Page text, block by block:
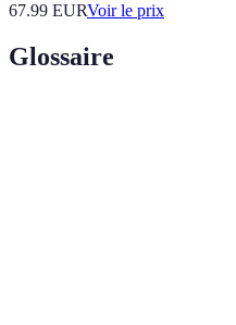
67.99 EURVoir le prix
Glossaire